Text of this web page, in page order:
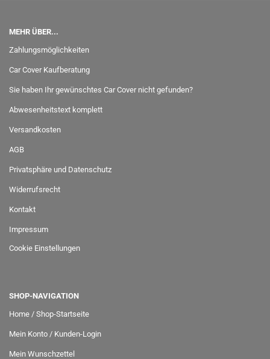
MEHR ÜBER...
Zahlungsmöglichkeiten
Car Cover Kaufberatung
Sie haben Ihr gewünschtes Car Cover nicht gefunden?
Abwesenheitstext komplett
Versandkosten
AGB
Privatsphäre und Datenschutz
Widerrufsrecht
Kontakt
Impressum
Cookie Einstellungen
SHOP-NAVIGATION
Home / Shop-Startseite
Mein Konto / Kunden-Login
Mein Wunschzettel